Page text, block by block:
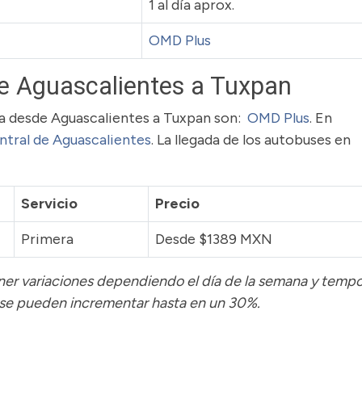
1 al día aprox.
OMD Plus
Aguascalientes a Tuxpan
desde Aguascalientes a Tuxpan son: OMD Plus. En
de Aguascalientes. La llegada de los autobuses en
Servicio
Precio
Primera
Desde $1389 MXN
variaciones dependiendo el día de la semana y
pueden incrementar hasta en un 30%.